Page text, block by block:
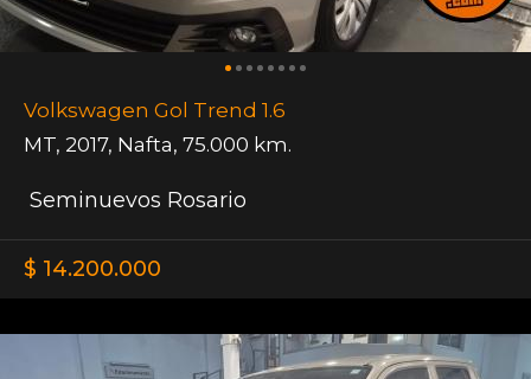
Volkswagen Gol Trend 1.6
MT, 2017, Nafta, 75.000 km.
Seminuevos Rosario
$ 14.200.000